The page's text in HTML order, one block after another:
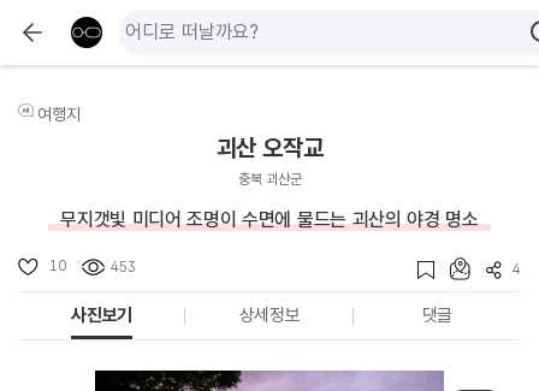
여행지
괴산 오작교
충북 괴산군
무지갯빛 미디어 조명이 수면에 물드는 괴산의 야경 명소
10 453 4
사진보기 상세정보 댓글